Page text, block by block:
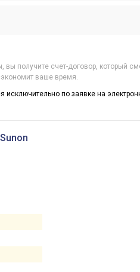
вы получите счет-договор, который
ваше время.
исключительно по заявке на